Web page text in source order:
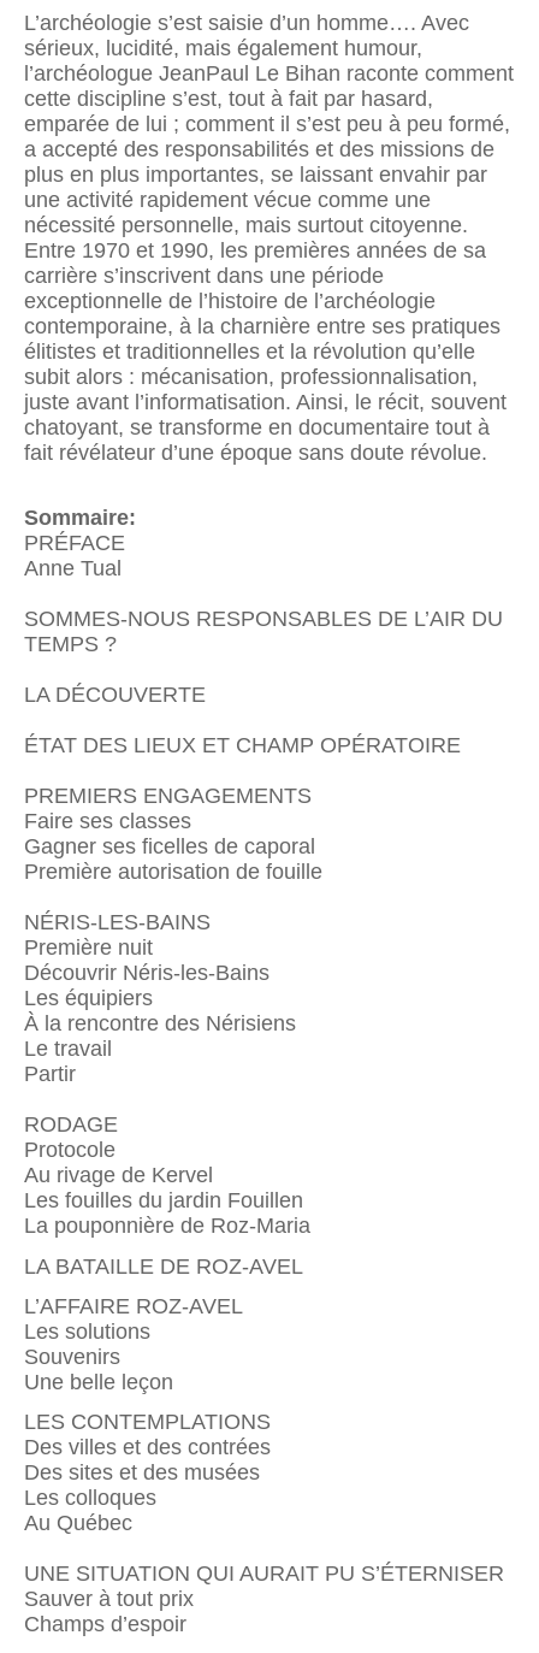
L’archéologie s’est saisie d’un homme…. Avec
sérieux, lucidité, mais également humour,
l’archéologue JeanPaul Le Bihan raconte comment
cette discipline s’est, tout à fait par hasard,
emparée de lui ; comment il s’est peu à peu formé,
a accepté des responsabilités et des missions de
plus en plus importantes, se laissant envahir par
une activité rapidement vécue comme une
nécessité personnelle, mais surtout citoyenne.
Entre 1970 et 1990, les premières années de sa
carrière s’inscrivent dans une période
exceptionnelle de l’histoire de l’archéologie
contemporaine, à la charnière entre ses pratiques
élitistes et traditionnelles et la révolution qu’elle
subit alors : mécanisation, professionnalisation,
juste avant l’informatisation. Ainsi, le récit, souvent
chatoyant, se transforme en documentaire tout à
fait révélateur d’une époque sans doute révolue.
Sommaire:
PRÉFACE
Anne Tual
SOMMES-NOUS RESPONSABLES DE L’AIR DU
TEMPS ?
LA DÉCOUVERTE
ÉTAT DES LIEUX ET CHAMP OPÉRATOIRE
PREMIERS ENGAGEMENTS
Faire ses classes
Gagner ses ficelles de caporal
Première autorisation de fouille
NÉRIS-LES-BAINS
Première nuit
Découvrir Néris-les-Bains
Les équipiers
À la rencontre des Nérisiens
Le travail
Partir
RODAGE
Protocole
Au rivage de Kervel
Les fouilles du jardin Fouillen
La pouponnière de Roz-Maria
LA BATAILLE DE ROZ-AVEL
L’AFFAIRE ROZ-AVEL
Les solutions
Souvenirs
Une belle leçon
LES CONTEMPLATIONS
Des villes et des contrées
Des sites et des musées
Les colloques
Au Québec
UNE SITUATION QUI AURAIT PU S’ÉTERNISER
Sauver à tout prix
Champs d’espoir